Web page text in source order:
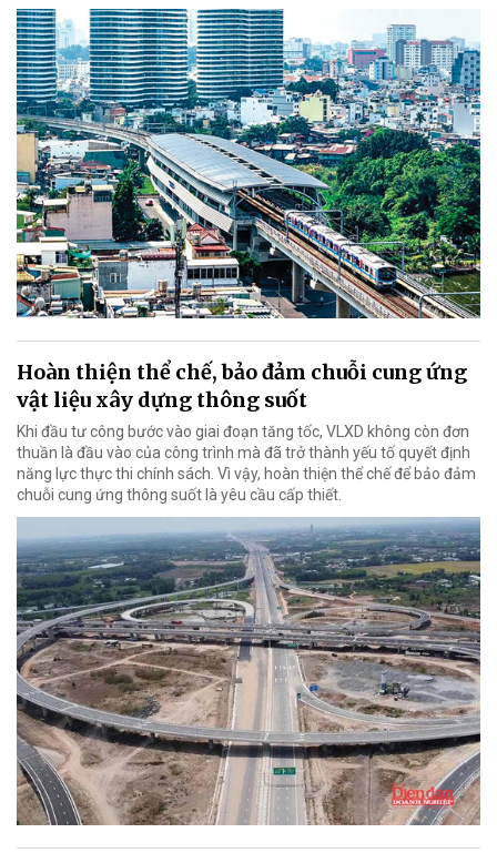
Hoàn thiện thể chế, bảo đảm chuỗi cung ứng
vật liệu xây dựng thông suốt
Khi đầu tư công bước vào giai đoạn tăng tốc, VLXD không còn đơn
thuần là đầu vào của công trình mà đã trở thành yếu tố quyết định
năng lực thực thi chính sách. Vì vậy, hoàn thiện thể chế để bảo đảm
chuỗi cung ứng thông suốt là yêu cầu cấp thiết.